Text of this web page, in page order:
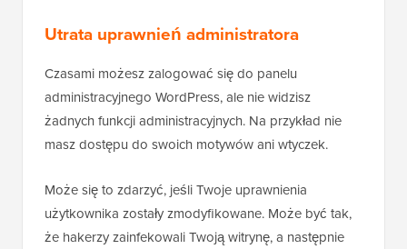
Utrata uprawnień administratora
Czasami możesz zalogować się do panelu
administracyjnego WordPress, ale nie widzisz
żadnych funkcji administracyjnych. Na przykład nie
masz dostępu do swoich motywów ani wtyczek.
Może się to zdarzyć, jeśli Twoje uprawnienia
użytkownika zostały zmodyfikowane. Może być tak,
że hakerzy zainfekowali Twoją witrynę, a następnie